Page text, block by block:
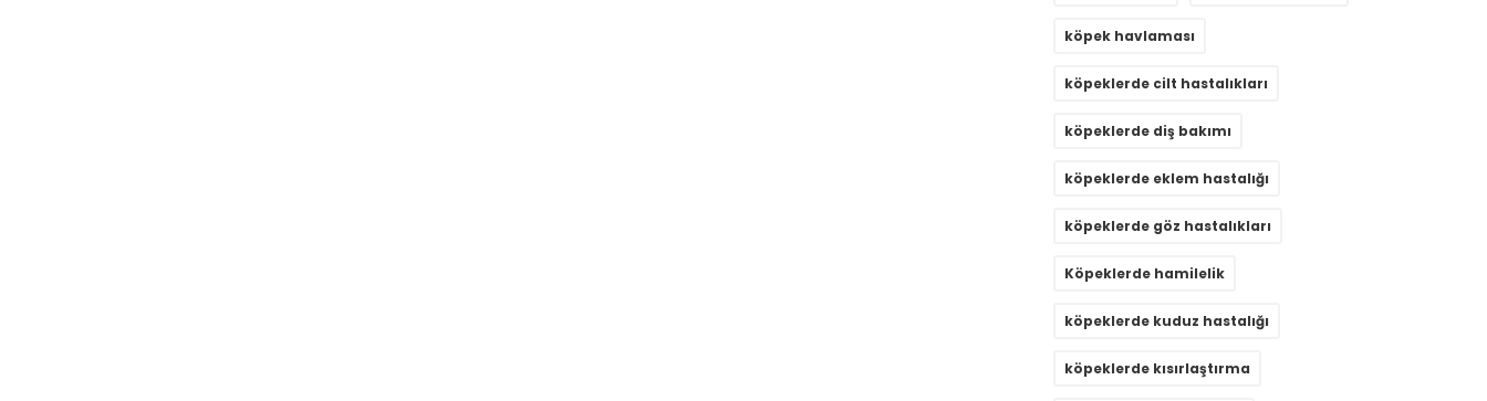
köpek havlaması
köpeklerde cilt hastalıkları
köpeklerde diş bakımı
köpeklerde eklem hastalığı
köpeklerde göz hastalıkları
Köpeklerde hamilelik
köpeklerde kuduz hastalığı
köpeklerde kısırlaştırma